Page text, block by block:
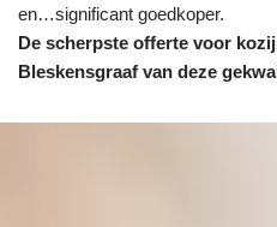
en…significant goedkoper.
De scherpste offerte voor
Bleskensgraaf van deze